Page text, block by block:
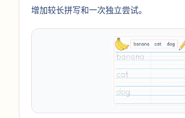
增加较长拼写和一次独立尝试。